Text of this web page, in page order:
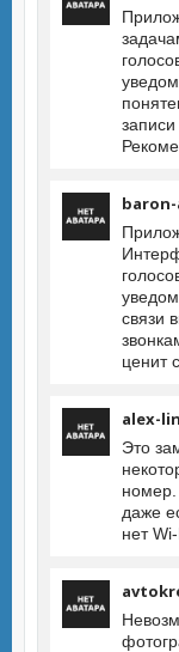
baron-
связи
ценит
alex-
Это
номер.
даже
нет